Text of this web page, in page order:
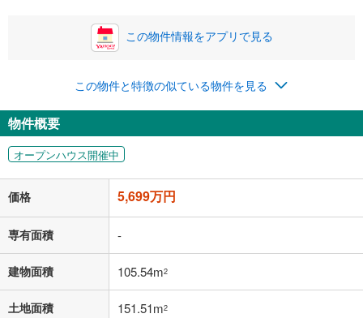
0円
ナス時の増額分（1回分）を入力してください。
ボーナス払いの限度額は金融機関によって異なります。
閉じる
月々の返済額
る値は、実際の金融機関等における貸出金利とは何ら関係がなく、実際
の金融機関等における貸出金利を何ら保証するものではありません。返
済方法「元利均等返済」にて算出しております。入力された金利を35年
借り入れの際は各金融機関等に、必ずご自身でご確認をお願いいたしま
す。
条件によってお借り入れができないことがあります。
この物件情報をアプリで見る
この物件と特徴の似ている物件を見る
物件概要
オープンハウス開催中
価格 5,699万円
専有面積 -
建物面積 105.54m2
土地面積 151.51m2